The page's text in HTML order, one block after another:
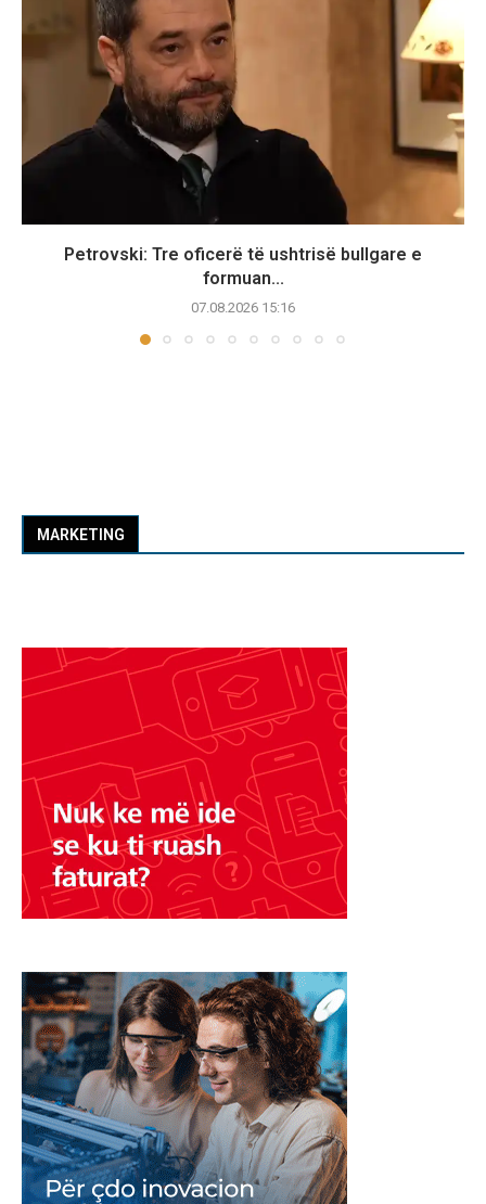
Petrovski: Tre oficerë të ushtrisë bullgare e
formuan...
07.08.2026 15:16
MARKETING